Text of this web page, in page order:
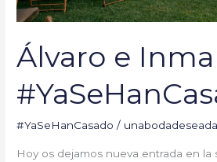
Álvaro e Inma
#YaSeHanCasado /
Hoy os dejamos nueva entrada en la